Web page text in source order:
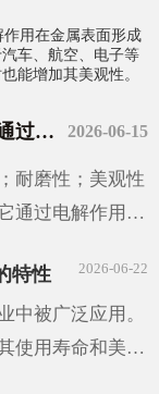
2026-06-15
增加其美观性。
耐磨性；美观性
通过电解作用在
2026-06-22
特性
中被广泛应用。
使用寿命和美观